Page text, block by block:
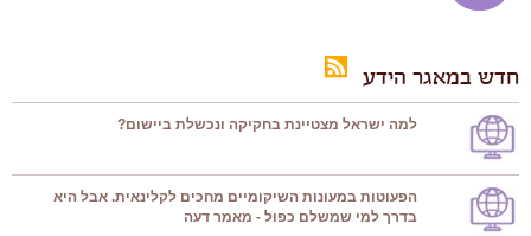
חדש במאגר הידע
למה ישראל מצטיינת בחקיקה ונכשלת ביישום?
הפעוטות במעונות השיקומיים מחכים לקלינאית. אבל היא
בדרך למי שמשלם כפול - מאמר דעה